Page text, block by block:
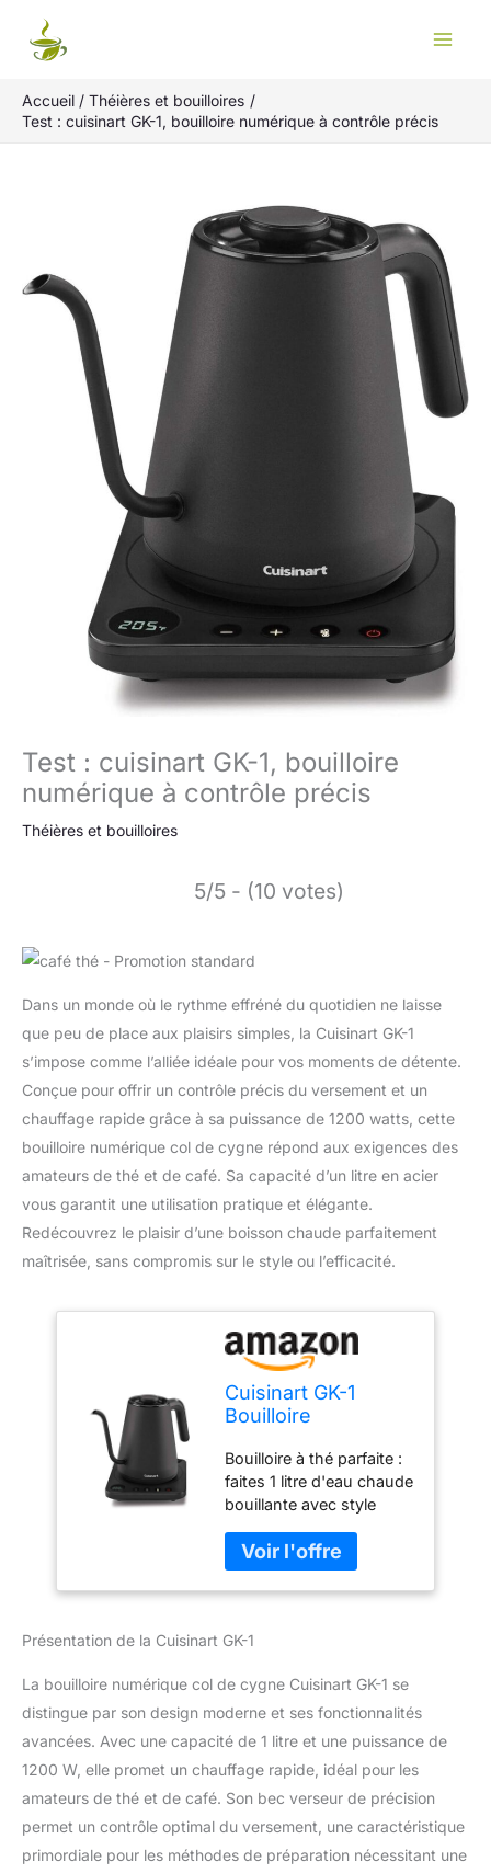
Accueil
Théières et bouilloires
Test : cuisinart GK-1, bouilloire numérique à contrôle précis
Test : cuisinart GK-1, bouilloire
numérique à contrôle précis
Théières et bouilloires
5/5 - (10 votes)
Dans un monde où le rythme effréné du quotidien ne laisse
que peu de place aux plaisirs simples, la Cuisinart GK-1
s’impose comme l’alliée idéale pour vos moments de détente.
Conçue pour offrir un contrôle précis du versement et un
chauffage rapide grâce à sa puissance de 1200 watts, cette
bouilloire numérique col de cygne répond aux exigences des
amateurs de thé et de café. Sa capacité d’un litre en acier
vous garantit une utilisation pratique et élégante.
Redécouvrez le plaisir d’une boisson chaude parfaitement
maîtrisée, sans compromis sur le style ou l’efficacité.
Cuisinart GK-1
Bouilloire
cygne avec bec
verseur de
précision conçu
pour un contrôle
précis du
versement pouvant
contenir 1 litre, 1200
chauffage rapide,
Bouilloire à thé parfaite :
faites 1 litre d'eau chaude
bouillante avec style
électrique col de cygne
de Cuisinart
Commandes
commandes One Touch,
chaud pendant 30
minutes, poignée
antidérapante qui reste
ergonomique confortable
pour verser facilement et
en toute sécurité. Bec
verseur à col de cygne
Présentation de la Cuisinart GK-1
La bouilloire numérique col de cygne Cuisinart GK-1 se
distingue par son design moderne et ses fonctionnalités
avancées. Avec une capacité de 1 litre et une puissance de
1200 W, elle promet un chauffage rapide, idéal pour les
amateurs de thé et de café. Son bec verseur de précision
permet un contrôle optimal du versement, une caractéristique
primordiale pour les méthodes de préparation nécessitant une